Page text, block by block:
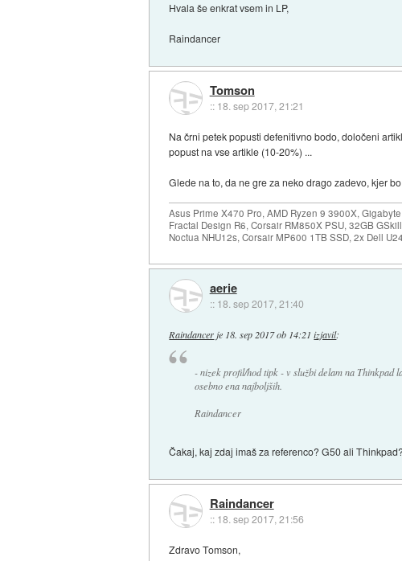
Hvala še enkrat vsem in LP,
Raindancer
Tomson
:: 18. sep 2017, 21:21
Na črni petek popusti defenitivno bodo, določeni
popust na vse artikle (10-20%) ...
Glede na to, da ne gre za neko drago zadevo, kjer
Asus Prime X470 Pro, AMD Ryzen 9 3900X,
Fractal Design R6, Corsair RM850X PSU, 32GB
Noctua NHU12s, Corsair MP600 1TB SSD, 2x Dell
aerie
:: 18. sep 2017, 21:40
Raindancer je 18. sep 2017 ob 14:21 izjavil:
- nizek profil/hod tipk - v službi delam na Thinkpad
osebno ena najboljših.
Raindancer
Čakaj, kaj zdaj imaš za referenco? G50 ali
Raindancer
:: 18. sep 2017, 21:56
Zdravo Tomson,